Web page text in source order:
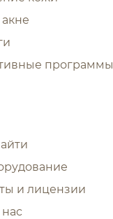
программы
и лицензии